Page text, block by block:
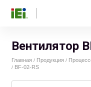
Вентилятор
Главная / Продукция /
/ BF-02-RS